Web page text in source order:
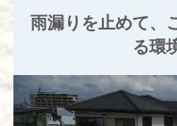
雨漏りを止めて、
る環